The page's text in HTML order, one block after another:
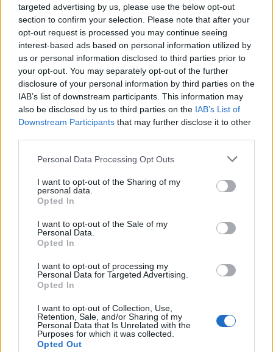
targeted advertising by us, please use the below opt-out
section to confirm your selection. Please note that after your
opt-out request is processed you may continue seeing
interest-based ads based on personal information utilized by
us or personal information disclosed to third parties prior to
your opt-out. You may separately opt-out of the further
disclosure of your personal information by third parties on the
IAB’s list of downstream participants. This information may
also be disclosed by us to third parties on the IAB’s List of
Downstream Participants that may further disclose it to other
Please note that this website/app uses one or more Google
not limited to your visit or usage behaviour. You may click to
grant or deny consent to Google and its third-party tags to
use your data for below specified purposes in below Google
consent section.
Personal Data Processing Opt Outs
I want to opt-out of the Sharing of my
personal data.
Opted In
I want to opt-out of the Sale of my
Personal Data.
Opted In
I want to opt-out of processing my
Personal Data for Targeted Advertising.
Opted In
I want to opt-out of Collection, Use,
Retention, Sale, and/or Sharing of my
Personal Data that Is Unrelated with the
Purposes for which it was collected.
Opted Out
από το AIDS.
Φωτογραφία αρχείου: ΑΠΕ-ΜΠΕ Ralf Schumacher
Η Lella Lombardi, είχε δύο πρωτιές: Ήταν η
μοναδική γυναίκα που πήρε βαθμούς σε αγώνα F1
και ήταν ανοιχτά ομοφυλόφιλη. Πήρε μέρος σε 17
αγώνες την περίοδο 1974-1976. Ήταν πάντα μαζί με
τη σύντροφό της, Fiorezina, η οποία έμεινε μαζί